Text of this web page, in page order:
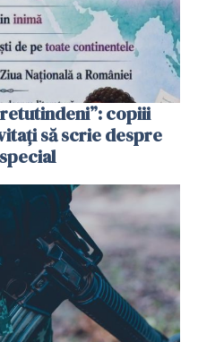
copiii
să scrie despre